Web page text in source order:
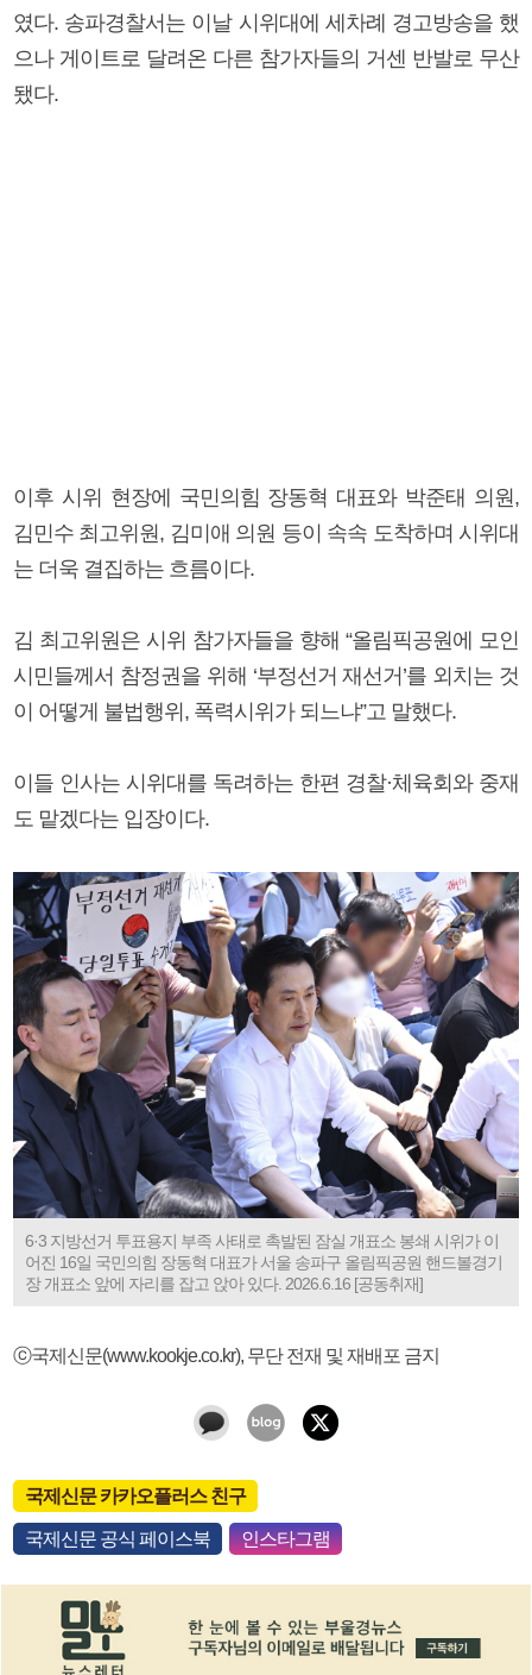
였다. 송파경찰서는 이날 시위대에 세차례 경고방송을 했
으나 게이트로 달려온 다른 참가자들의 거센 반발로 무산
됐다.
이후 시위 현장에 국민의힘 장동혁 대표와 박준태 의원,
김민수 최고위원, 김미애 의원 등이 속속 도착하며 시위대
는 더욱 결집하는 흐름이다.
김 최고위원은 시위 참가자들을 향해 “올림픽공원에 모인
시민들께서 참정권을 위해 ‘부정선거 재선거’를 외치는 것
이 어떻게 불법행위, 폭력시위가 되느냐”고 말했다.
이들 인사는 시위대를 독려하는 한편 경찰·체육회와 중재
도 맡겠다는 입장이다.
6·3 지방선거 투표용지 부족 사태로 촉발된 잠실 개표소 봉쇄 시위가 이
어진 16일 국민의힘 장동혁 대표가 서울 송파구 올림픽공원 핸드볼경기
장 개표소 앞에 자리를 잡고 앉아 있다. 2026.6.16 [공동취재]
ⓒ국제신문(www.kookje.co.kr), 무단 전재 및 재배포 금지
국제신문 카카오플러스 친구
국제신문 공식 페이스북 인스타그램